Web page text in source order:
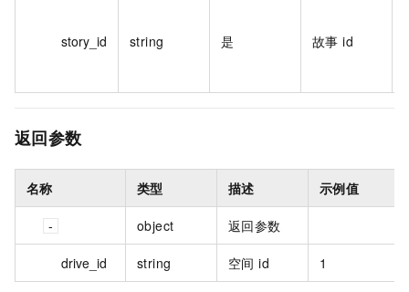
story_id string 是 故事 id
返回参数
名称 类型 描述 示例值
object 返回参数
drive_id string 空间 id 1